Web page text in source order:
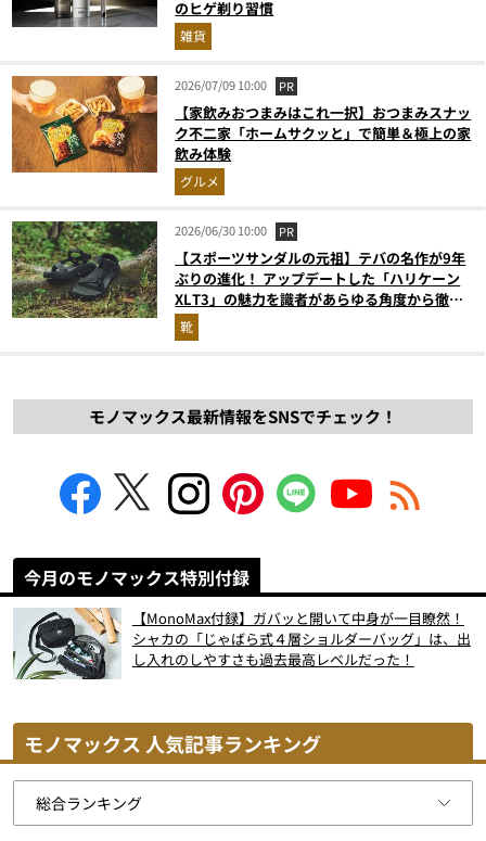
のヒゲ剃り習慣
雑貨
2026/07/09 10:00 PR
【家飲みおつまみはこれ一択】おつまみスナッ
ク不二家「ホームサクッと」で簡単＆極上の家
飲み体験
グルメ
2026/06/30 10:00 PR
【スポーツサンダルの元祖】テバの名作が9年
ぶりの進化！ アップデートした「ハリケーン
XLT3」の魅力を識者があらゆる角度から徹底
解説！
靴
モノマックス最新情報をSNSでチェック！
今月のモノマックス特別付録
【MonoMax付録】ガバッと開いて中身が一目瞭然！
シャカの「じゃばら式４層ショルダーバッグ」は、出
し入れのしやすさも過去最高レベルだった！
モノマックス 人気記事ランキング